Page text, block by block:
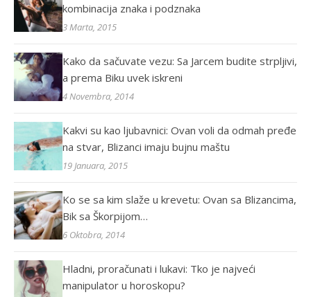
kombinacija znaka i podznaka
3 Marta, 2015
Kako da sačuvate vezu: Sa Jarcem budite strpljivi,
a prema Biku uvek iskreni
4 Novembra, 2014
Kakvi su kao ljubavnici: Ovan voli da odmah pređe
na stvar, Blizanci imaju bujnu maštu
19 Januara, 2015
Ko se sa kim slaže u krevetu: Ovan sa Blizancima,
Bik sa Škorpijom…
6 Oktobra, 2014
Hladni, proračunati i lukavi: Tko je najveći
manipulator u horoskopu?